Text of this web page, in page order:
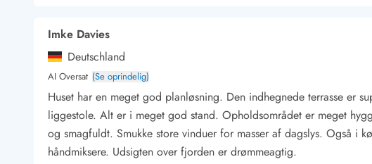
Feriehusudlejning siden 1965
Bæredygtighed
Gæsterne siger
Nyhedsbrev
Sponsorater - Esmark støtter
Lejebetingelser
Persondata- og cookiepolitik
Imke Davies
Deutschland
AI Oversat (Se oprindelig)
Huset har en meget god planløsning. Den indhegnede terrasse er
liggestole. Alt er i meget god stand. Opholdsområdet er meget
og smagfuldt. Smukke store vinduer for masser af dagslys. Også i
håndmiksere. Udsigten over fjorden er drømmeagtig.